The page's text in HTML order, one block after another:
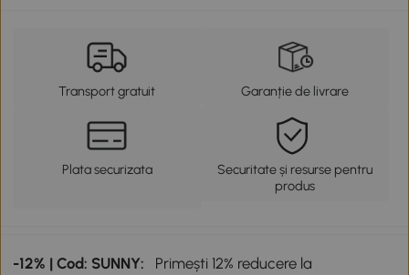
Transport gratuit Garanție de livrare
Plata securizata
Securitate și resurse pentru
produs
-12% | Cod: SUNNY:
Primești 12% reducere la